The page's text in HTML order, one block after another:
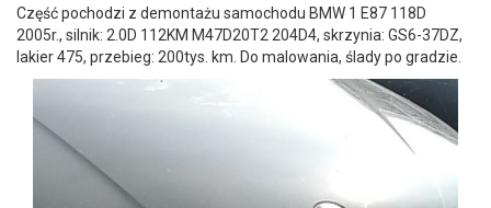
Część pochodzi z demontażu samochodu BMW 1 E87 118D
2005r., silnik: 2.0D 112KM M47D20T2 204D4, skrzynia: GS6-37DZ,
lakier 475, przebieg: 200tys. km. Do malowania, ślady po gradzie.